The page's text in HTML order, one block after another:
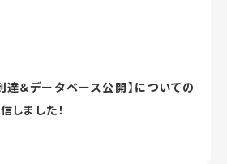
＆データベース公開】についての
しました！